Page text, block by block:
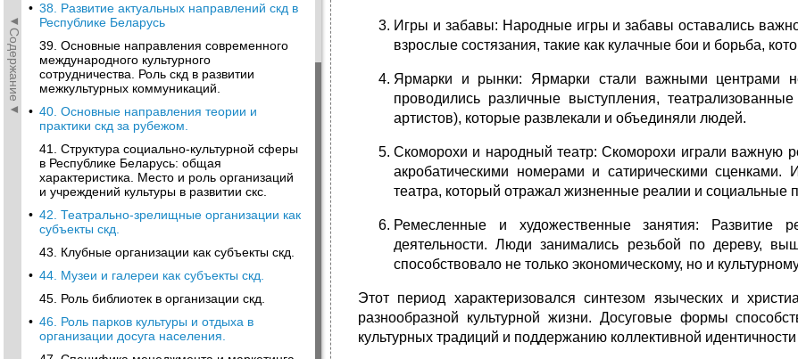
◄Содержание◄
• 38. Развитие актуальных направлений скд в
Республике Беларусь
39. Основные направления современного
международного культурного
сотрудничества. Роль скд в развитии
межкультурных коммуникаций.
• 40. Основные направления теории и
практики скд за рубежом.
41. Структура социально-культурной сферы
в Республике Беларусь: общая
характеристика. Место и роль организаций
и учреждений культуры в развитии скс.
• 42. Театрально-зрелищные организации как
субъекты скд.
43. Клубные организации как субъекты скд.
• 44. Музеи и галереи как субъекты скд.
45. Роль библиотек в организации скд.
• 46. Роль парков культуры и отдыха в
организации досуга населения.
Игры и забавы: Народные игры и забавы оставались
взрослые состязания, такие как кулачные бои и борьба,
Ярмарки и рынки: Ярмарки стали важными центрами
проводились различные выступления,
артистов), которые развлекали и объединяли людей.
Скоморохи и народный театр: Скоморохи играли важную
акробатическими номерами и сатирическими сценками.
театра, который отражал жизненные реалии и социальные
Ремесленные и художественные занятия: Развитие
деятельности. Люди занимались резьбой по дереву,
способствовало не только экономическому, но и
Этот период характеризовался синтезом языческих и
разнообразной культурной жизни. Досуговые формы
культурных традиций и поддержанию коллективной